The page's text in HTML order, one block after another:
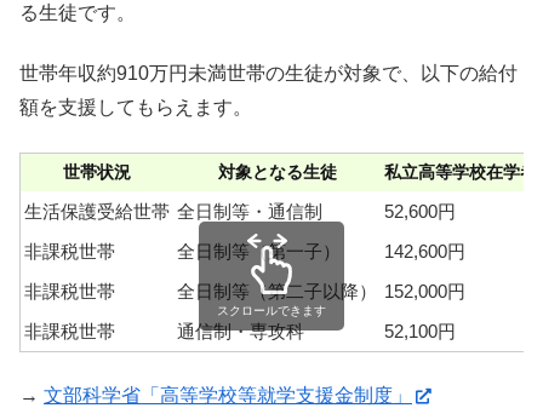
る生徒です。
世帯年収約910万円未満世帯の生徒が対象で、以下の給付
額を支援してもらえます。
世帯状況 対象となる生徒 私立高等学校在学
生活保護受給世帯 全日制等・通信制
52,600円
非課税世帯
全日制等（第一子）
142,600円
非課税世帯
全日制等（第二子以降）
152,000円
非課税世帯
通信制・専攻科 52,100円
スクロールできます
→ 文部科学省「高等学校等就学支援金制度」